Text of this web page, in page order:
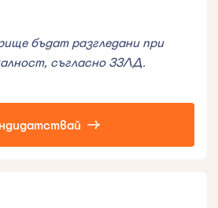
бъдат разгледани при
съгласно ЗЗЛД.